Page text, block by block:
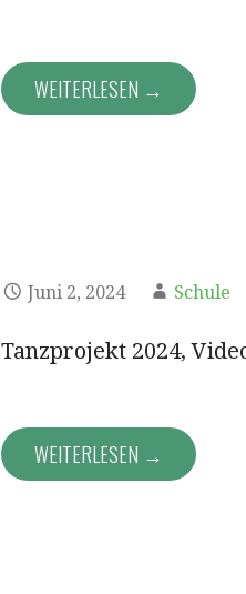
WEITERLESEN →
Juni 2, 2024 Schule
Tanzprojekt 2024,
WEITERLESEN →